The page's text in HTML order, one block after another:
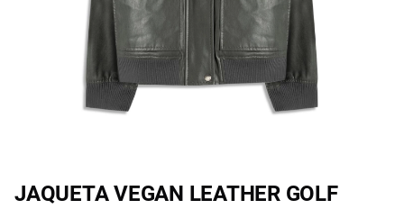
JAQUETA VEGAN LEATHER GOLF